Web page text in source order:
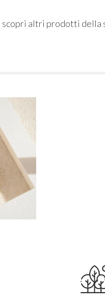
scopri altri prodotti della